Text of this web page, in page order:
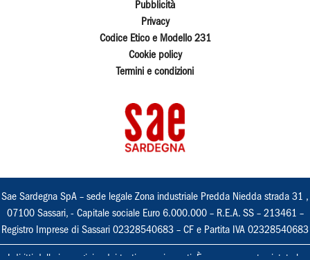
Pubblicità
Privacy
Codice Etico e Modello 231
Cookie policy
Termini e condizioni
Sae Sardegna SpA – sede legale Zona industriale Predda Niedda strada 31 ,
07100 Sassari, - Capitale sociale Euro 6.000.000 – R.E.A. SS – 213461 –
Registro Imprese di Sassari 02328540683 – CF e Partita IVA 02328540683